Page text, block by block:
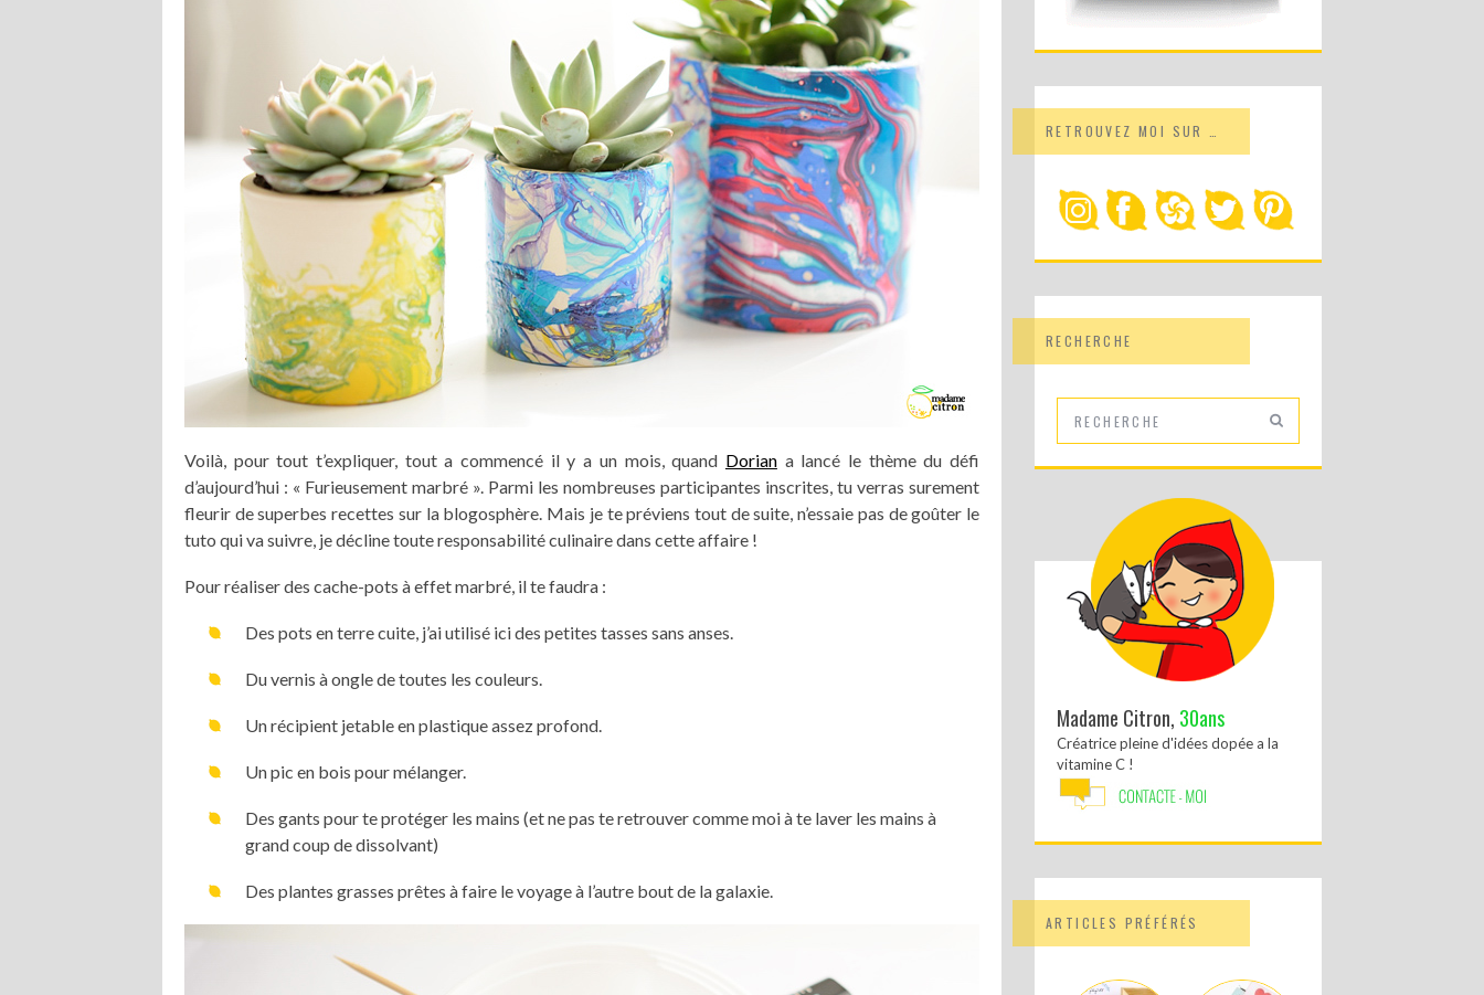
Voilà, pour tout t’expliquer, tout a commencé il y a un mois, quand Doriana lancé le thème du défi
d’aujourd’hui : « Furieusement marbré ». Parmi les nombreuses participantes inscrites, tu verras surement
fleurir de superbes recettes sur la blogosphère. Mais je te préviens tout de suite, n’essaie pas de goûter le
tuto qui va suivre, je décline toute responsabilité culinaire dans cette affaire !
Pour réaliser des cache-pots à effet marbré, il te faudra :
Des pots en terre cuite, j’ai utilisé ici des petites tasses sans anses.
Du vernis à ongle de toutes les couleurs.
Un récipient jetable en plastique assez profond.
Un pic en bois pour mélanger.
Des gants pour te protéger les mains (et ne pas te retrouver comme moi à te laver les mains à
grand coup de dissolvant)
Des plantes grasses prêtes à faire le voyage à l’autre bout de la galaxie.
RETROUVEZ MOI SUR …
RECHERCHE
Madame Citron, 30ans
Créatrice pleine d'idées dopée a la
vitamine C !
ARTICLES PRÉFÉRÉS